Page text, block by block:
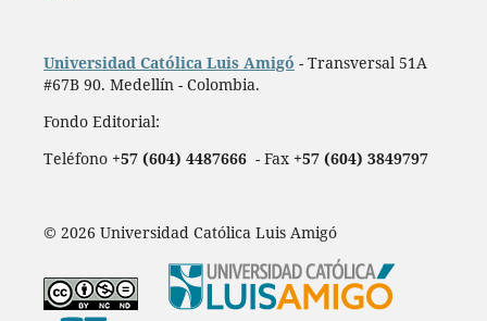
Universidad Católica Luis Amigó - Transversal 51A
#67B 90. Medellín - Colombia.
Fondo Editorial:
Teléfono +57 (604) 4487666- Fax +57 (604) 3849797
© 2026 Universidad Católica Luis Amigó